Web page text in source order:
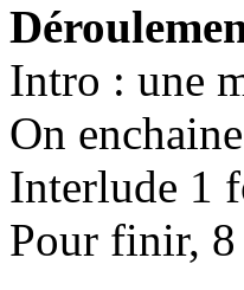
Intro : une
On
Interlude 1
Pour finir,